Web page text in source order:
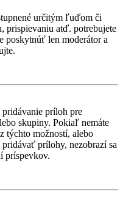
určitým ľuďom či
prispievaniu atď. potrebujete
poskytnúť len moderátor a
príloh pre
skupiny. Pokiaľ nemáte
týchto možností, alebo
prílohy, nezobrazí sa
príspevkov.